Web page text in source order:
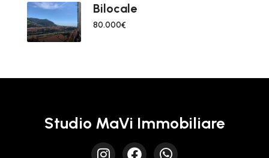
Bilocale
80.000€
Studio MaVi Immobiliare